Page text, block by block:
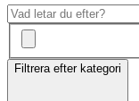
Filtrera efter kategori